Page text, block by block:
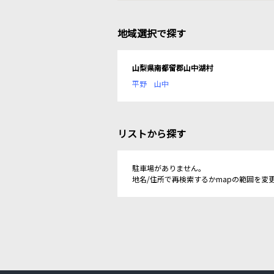
地域選択で探す
山梨県南都留郡山中湖村
平野
山中
リストから探す
駐車場がありません。
地名/住所で再検索するかmapの範囲を変